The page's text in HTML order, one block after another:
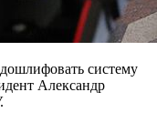
систему
Александр